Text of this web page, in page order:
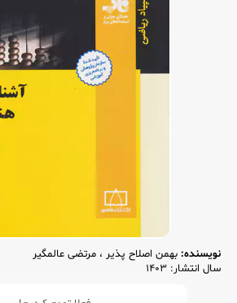
نویسنده: بهمن اصلاح پذیر ، مرتضی عالمگیر
سال انتشار: 1403